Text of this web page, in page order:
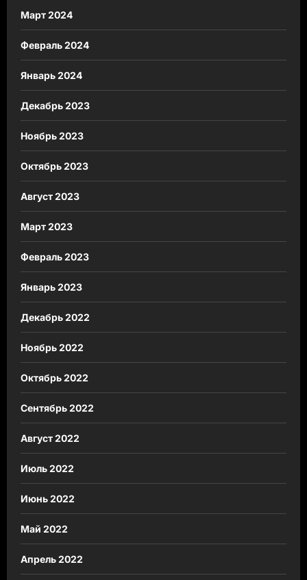
Март 2024
Февраль 2024
Январь 2024
Декабрь 2023
Ноябрь 2023
Октябрь 2023
Август 2023
Март 2023
Февраль 2023
Январь 2023
Декабрь 2022
Ноябрь 2022
Октябрь 2022
Сентябрь 2022
Август 2022
Июль 2022
Июнь 2022
Май 2022
Апрель 2022